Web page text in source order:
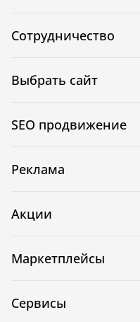
Сотрудничество
Выбрать сайт
SEO продвижение
Реклама
Акции
Маркетплейсы
Сервисы